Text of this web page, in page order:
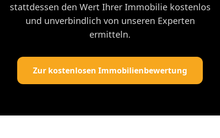
stattdessen den Wert Ihrer Immobilie kostenlos
und unverbindlich von unseren Experten
ermitteln.
Zur kostenlosen Immobilienbewertung